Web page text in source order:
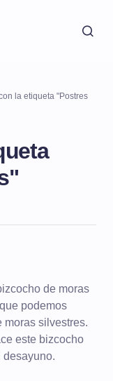
la etiqueta "Postres
de moras
podemos
moras silvestres.
este bizcocho
desayuno.